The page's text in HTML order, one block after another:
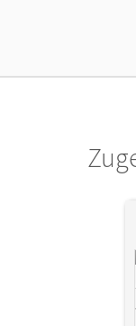
ein Jahr lang
Cornelsen Verlag
Freiman, Thomas;
Drechsel,